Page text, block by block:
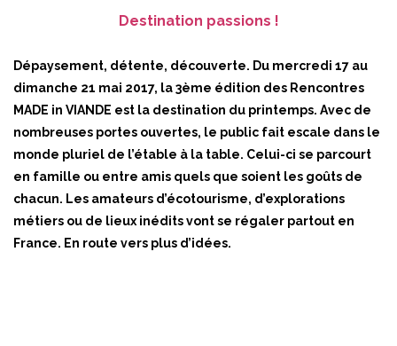
Destination passions !
Dépaysement, détente, découverte. Du mercredi 17 au
dimanche 21 mai 2017, la 3ème édition des Rencontres
MADE in VIANDE est la destination du printemps. Avec de
nombreuses portes ouvertes, le public fait escale dans le
monde pluriel de l’étable à la table. Celui-ci se parcourt
en famille ou entre amis quels que soient les goûts de
chacun. Les amateurs d’écotourisme, d’explorations
métiers ou de lieux inédits vont se régaler partout en
France. En route vers plus d’idées.